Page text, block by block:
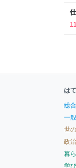
は
総合
一般
世
政
暮
学び